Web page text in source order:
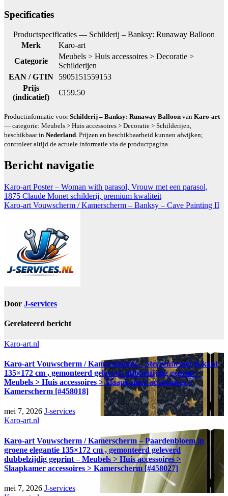
Specificaties
Productspecificaties — Schilderij – Banksy: Runaway Balloon
Merk
Karo-art
Categorie
Meubels > Huis accessoires > Decoratie >
Schilderijen
EAN / GTIN
5905151559153
Prijs
(indicatief)
€159.50
Productinformatie voorSchilderij – Banksy: Runaway Balloon van Karo-art
— categorie: Meubels > Huis accessoires > Decoratie > Schilderijen,
beschikbaar in Nederland. Prijzen en beschikbaarheid kunnen afwijken;
controleer altijd de actuele informatie via de productpagina.
Bericht navigatie
Karo-art Poster – Woman with parasol, Vrouw met een parasol,
1875 Claude Monet schilderij, premium kwaliteit
Karo-art Vouwscherm / Kamerscherm – Banksy – Cave Painting II
Door J-services
Gerelateerd bericht
Karo-art.nl
Karo-art Vouwscherm / Kamerscherm – Sterrenhemel in kant
135×172 cm , gemonteerd geleverd dubbelzijdig geprint –
Meubels > Huis accessoires > Slaapkamer accessoires >
Kamerscherm [#458018]
mei 7, 2026 J-services
Karo-art.nl
Karo-art Vouwscherm / Kamerscherm – Paardenbloem in
groene elegantie 135×172 cm , gemonteerd geleverd
dubbelzijdig geprint – Meubels > Huis accessoires >
Slaapkamer accessoires > Kamerscherm [#458027]
mei 7, 2026 J-services